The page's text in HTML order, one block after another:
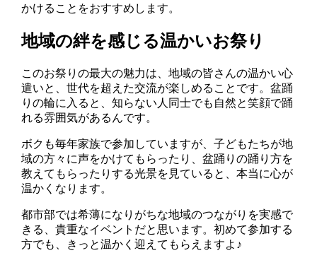
かけることをおすすめします。
地域の絆を感じる温かいお祭り
このお祭りの最大の魅力は、地域の皆さんの温かい心
遣いと、世代を超えた交流が楽しめることです。盆踊
りの輪に入ると、知らない人同士でも自然と笑顔で踊
れる雰囲気があるんです。
ボクも毎年家族で参加していますが、子どもたちが地
域の方々に声をかけてもらったり、盆踊りの踊り方を
教えてもらったりする光景を見ていると、本当に心が
温かくなります。
都市部では希薄になりがちな地域のつながりを実感で
きる、貴重なイベントだと思います。初めて参加する
方でも、きっと温かく迎えてもらえますよ♪